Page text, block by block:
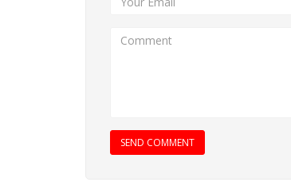
SEND COMMENT